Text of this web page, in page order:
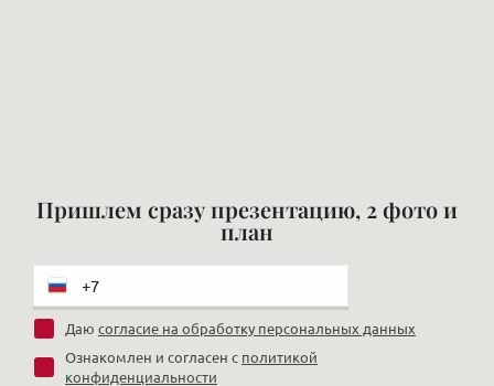
Пришлем сразу презентацию, 2 фото и
план
Даю согласие на обработку персональных данных
Ознакомлен и согласен с политикой
конфиденциальности